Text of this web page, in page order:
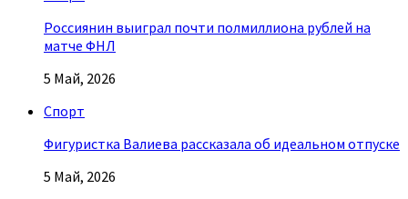
Россиянин выиграл почти полмиллиона рублей на
матче ФНЛ
5 Май, 2026
Спорт
Фигуристка Валиева рассказала об идеальном отпуске
5 Май, 2026